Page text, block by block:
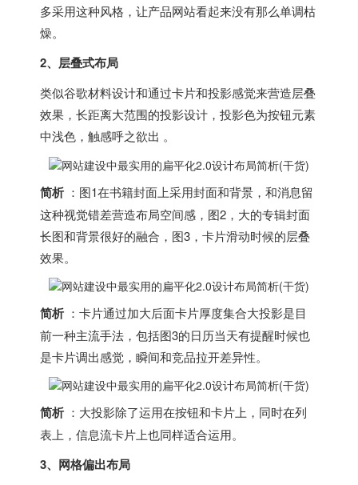
多采用这种风格，让产品网站看起来没有那么单调枯
燥。
2、层叠式布局
类似谷歌材料设计和通过卡片和投影感觉来营造层叠
效果，长距离大范围的投影设计，投影色为按钮元素
中浅色，触感呼之欲出 。
简析 ：图1在书籍封面上采用封面和背景，和消息留
这种视觉错差营造布局空间感，图2，大的专辑封面
长图和背景很好的融合，图3，卡片滑动时候的层叠
效果。
简析 ：卡片通过加大后面卡片厚度集合大投影是目
前一种主流手法，包括图3的日历当天有提醒时候也
是卡片调出感觉，瞬间和竞品拉开差异性。
简析 ：大投影除了运用在按钮和卡片上，同时在列
表上，信息流卡片上也同样适合运用。
3、网格偏出布局